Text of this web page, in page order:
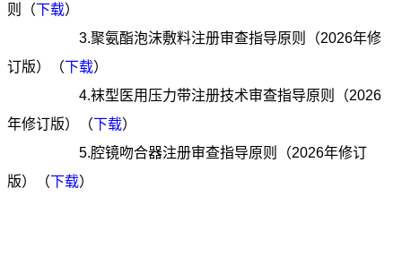
则（下载）
3.聚氨酯泡沫敷料注册审查指导原则（2026年修
订版）（下载）
4.袜型医用压力带注册技术审查指导原则（2026
年修订版）（下载）
5.腔镜吻合器注册审查指导原则（2026年修订
版）（下载）